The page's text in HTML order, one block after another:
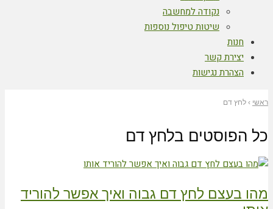
נקודה למחשבה
שיטות טיפול נוספות
חנות
יצירת קשר
הצהרת נגישות
ראשי › לחץ דם
כל הפוסטים בלחץ דם
מהו בעצם לחץ דם גבוה ואיך אפשר להוריד